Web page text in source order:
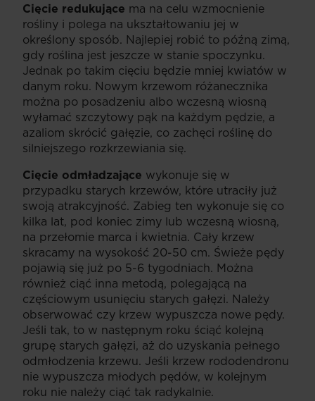
Cięcie redukujące ma na celu wzmocnienie
rośliny i polega na ukształtowaniu jej w
określony sposób. Najlepiej robić to późną zimą,
gdy roślina jest jeszcze w stanie spoczynku.
Jednak po takim cięciu będzie mniej kwiatów w
danym roku. Nowym krzewom różanecznika
można po posadzeniu albo wczesną wiosną
wyłamać szczytowy pąk na każdym pędzie, a
azaliom skrócić gałęzie, co zachęci roślinę do
silniejszego rozkrzewiania się.
Cięcie odmładzające wykonuje się w
przypadku starych krzewów, które utraciły już
swoją atrakcyjność. Zabieg ten wykonuje się co
kilka lat, pod koniec zimy lub wczesną wiosną,
na przełomie marca i kwietnia. Cały krzew
skracamy na wysokość 20-50 cm. Świeże pędy
pojawią się już po 5-6 tygodniach. Można
również ciąć inna metodą, polegającą na
częściowym usunięciu starych gałęzi. Należy
obserwować czy krzew wypuszcza nowe pędy.
Jeśli tak, to w następnym roku ściąć kolejną
grupę starych gałęzi, aż do uzyskania pełnego
odmłodzenia krzewu. Jeśli krzew rododendronu
nie wypuszcza młodych pędów, w kolejnym
roku nie należy ciąć tak radykalnie.